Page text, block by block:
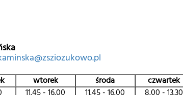
wtorek środa czwartek